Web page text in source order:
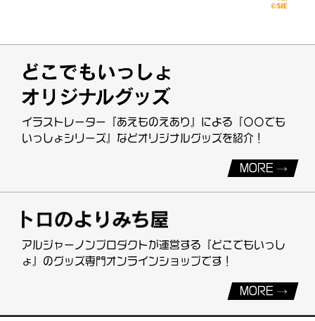
イラストレーター『あえものえあり』による『〇〇でも
いっしょシリーズ』などオリジナルグッズを紹介！
MORE
アルジャーノンプロダクトが運営する『どこでもいっし
ょ』のグッズ専門オンラインショップです！
MORE